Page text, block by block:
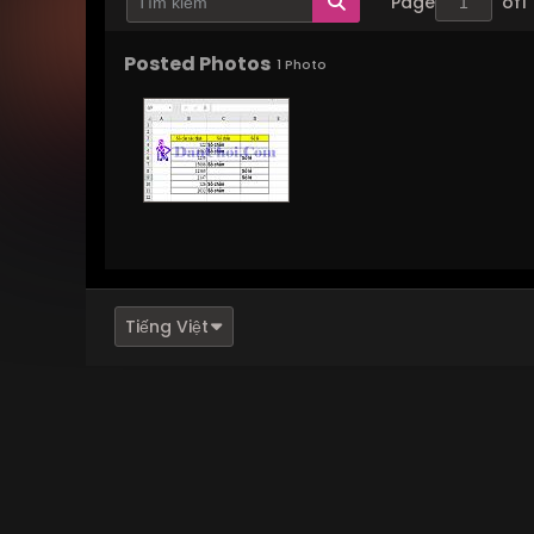
Posted Photos 1 Photo
Tiếng Việt